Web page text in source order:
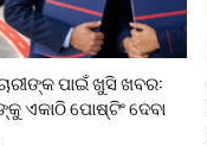
ପାଇଁ ଖୁସି ଖବର:
ଏକାଠି ପୋଷ୍ଟିଂ ଦେବା